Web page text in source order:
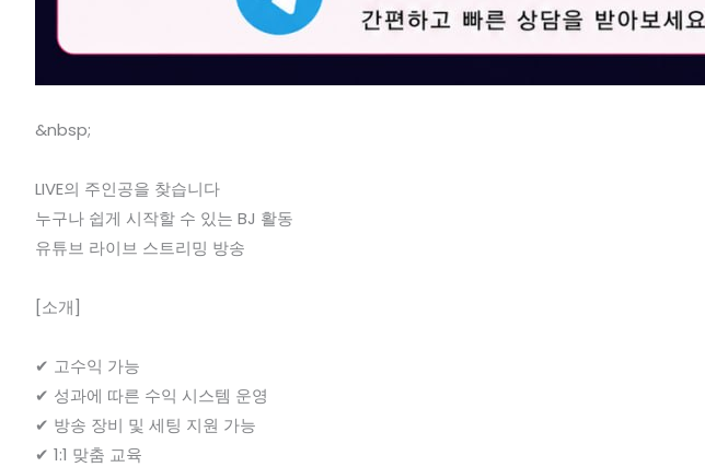
&nbsp;
LIVE의 주인공을 찾습니다
누구나 쉽게 시작할 수 있는 BJ 활동
유튜브 라이브 스트리밍 방송
[소개]
✔ 고수익 가능
✔ 성과에 따른 수익 시스템 운영
✔ 방송 장비 및 세팅 지원 가능
✔ 1:1 맞춤 교육